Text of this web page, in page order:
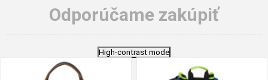
Odporúčame zakúpiť
High-contrast mode